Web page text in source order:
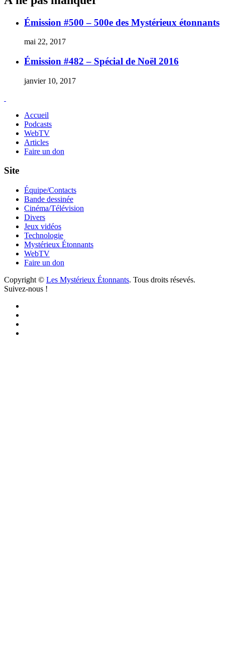
Émission #500 – 500e des Mystérieux étonnants
mai 22, 2017
Émission #482 – Spécial de Noël 2016
janvier 10, 2017
Accueil
Podcasts
WebTV
Articles
Faire un don
Site
Équipe/Contacts
Bande dessinée
Cinéma/Télévision
Divers
Jeux vidéos
Technologie
Mystérieux Étonnants
WebTV
Faire un don
Copyright © Les Mystérieux Étonnants. Tous droits résevés.
Suivez-nous !